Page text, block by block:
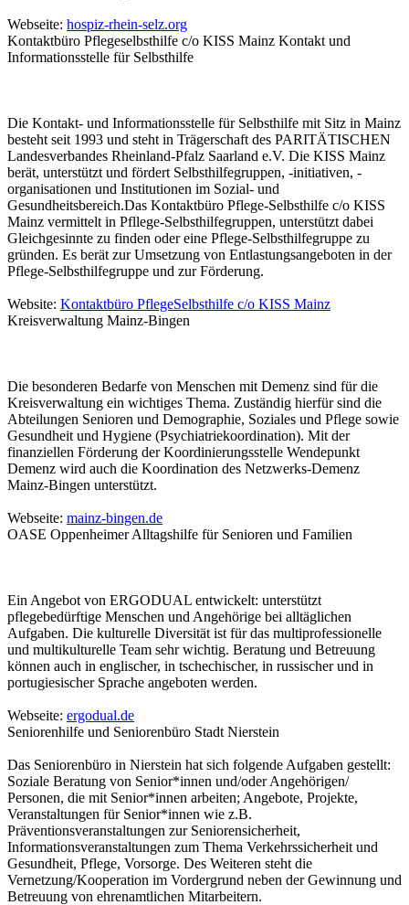
Webseite: hospiz-rhein-selz.org
Kontaktbüro Pflegeselbsthilfe c/o KISS Mainz Kontakt und
Informationsstelle für Selbsthilfe
Die Kontakt- und Informationsstelle für Selbsthilfe mit Sitz in Mainz
besteht seit 1993 und steht in Trägerschaft des PARITÄTISCHEN
Landesverbandes Rheinland-Pfalz Saarland e.V. Die KISS Mainz
berät, unterstützt und fördert Selbsthilfegruppen, -initiativen, -
organisationen und Institutionen im Sozial- und
Gesundheitsbereich.Das Kontaktbüro Pflege-Selbsthilfe c/o KISS
Mainz vermittelt in Pfllege-Selbsthilfegruppen, unterstützt dabei
Gleichgesinnte zu finden oder eine Pflege-Selbsthilfegruppe zu
gründen. Es berät zur Umsetzung von Entlastungsangeboten in der
Pflege-Selbsthilfegruppe und zur Förderung.
Website: Kontaktbüro PflegeSelbsthilfe c/o KISS Mainz
Kreisverwaltung Mainz-Bingen
Die besonderen Bedarfe von Menschen mit Demenz sind für die
Kreisverwaltung ein wichtiges Thema. Zuständig hierfür sind die
Abteilungen Senioren und Demographie, Soziales und Pflege sowie
Gesundheit und Hygiene (Psychiatriekoordination). Mit der
finanziellen Förderung der Koordinierungsstelle Wendepunkt
Demenz wird auch die Koordination des Netzwerks-Demenz
Mainz-Bingen unterstützt.
Webseite: mainz-bingen.de
OASE Oppenheimer Alltagshilfe für Senioren und Familien
Ein Angebot von ERGODUAL entwickelt: unterstützt
pflegebedürftige Menschen und Angehörige bei alltäglichen
Aufgaben. Die kulturelle Diversität ist für das multiprofessionelle
und multikulturelle Team sehr wichtig. Beratung und Betreuung
können auch in englischer, in tschechischer, in russischer und in
portugiesischer Sprache angeboten werden.
Webseite: ergodual.de
Seniorenhilfe und Seniorenbüro Stadt Nierstein
Das Seniorenbüro in Nierstein hat sich folgende Aufgaben gestellt:
Soziale Beratung von Senior*innen und/oder Angehörigen/
Personen, die mit Senior*innen arbeiten; Angebote, Projekte,
Veranstaltungen für Senior*innen wie z.B.
Präventionsveranstaltungen zur Seniorensicherheit,
Informationsveranstaltungen zum Thema Verkehrssicherheit und
Gesundheit, Pflege, Vorsorge. Des Weiteren steht die
Vernetzung/Kooperation im Vordergrund neben der Gewinnung und
Betreuung von ehrenamtlichen Mitarbeitern.